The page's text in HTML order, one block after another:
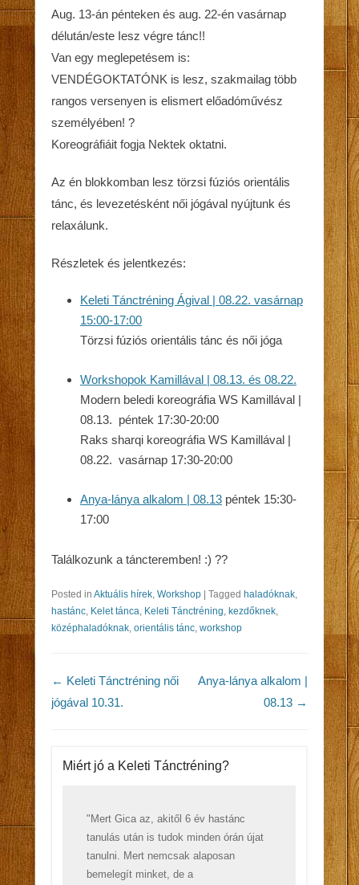
Aug. 13-án pénteken és aug. 22-én vasárnap
délután/este Iesz végre tánc!!
Van egy meglepetésem is:
VENDÉGOKTATÓNK is lesz, szakmailag több
rangos versenyen is elismert előadóművész
személyében! ?
Koreográfiáit fogja Nektek oktatni.
Az én blokkomban lesz törzsi fúziós orientális
tánc, és levezetésként női jógával nyújtunk és
relaxálunk.
Részletek és jelentkezés:
Keleti Tánctréning Ágival | 08.22. vasárnap
15:00-17:00
Törzsi fúziós orientális tánc és női jóga
Workshopok Kamillával | 08.13. és 08.22.
Modern beledi koreográfia WS Kamillával |
08.13. péntek 17:30-20:00
Raks sharqi koreográfia WS Kamillával |
08.22. vasárnap 17:30-20:00
Anya-lánya alkalom | 08.13 péntek 15:30-
17:00
Találkozunk a táncteremben! :) ??
Posted in Aktuális hírek, Workshop Tagged haladóknak,
hastánc, Kelet tánca, Keleti Tánctréning, kezdőknek,
középhaladóknak, orientális tánc, workshop
Post navigation
← Keleti Tánctréning női
jógával 10.31.
Anya-lánya alkalom |
08.13 →
Miért jó a Keleti Tánctréning?
"Mert Gica az, akitől 6 év hastánc
tanulás után is tudok minden órán újat
tanulni. Mert nemcsak alaposan
bemelegít minket, de a